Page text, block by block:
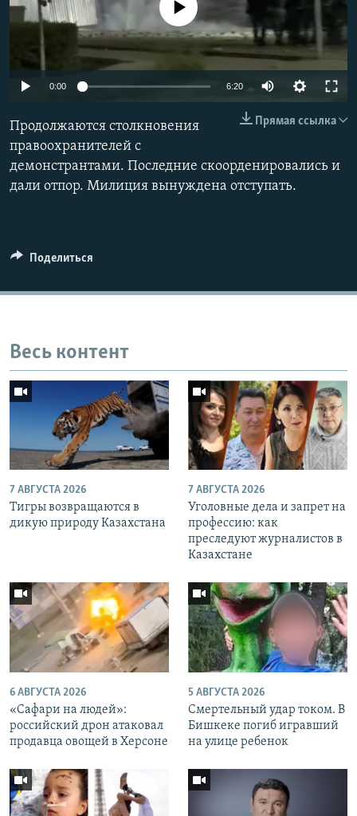
480p
No media source currently available
0:00 6:20
480p
Прямая ссылка
Продолжаются столкновения
правоохранителей с
демонстрантами. Последние скоорденировались и
дали отпор. Милиция вынуждена отступать.
Поделиться
Весь контент
7 АВГУСТА 2026
Тигры возвращаются в
дикую природу Казахстана
7 АВГУСТА 2026
Уголовные дела и запрет на
профессию: как
преследуют журналистов в
Казахстане
6 АВГУСТА 2026
«Cафари на людей»:
российский дрон атаковал
продавца овощей в Херсоне
5 АВГУСТА 2026
Смертельный удар током. В
Бишкеке погиб игравший
на улице ребенок